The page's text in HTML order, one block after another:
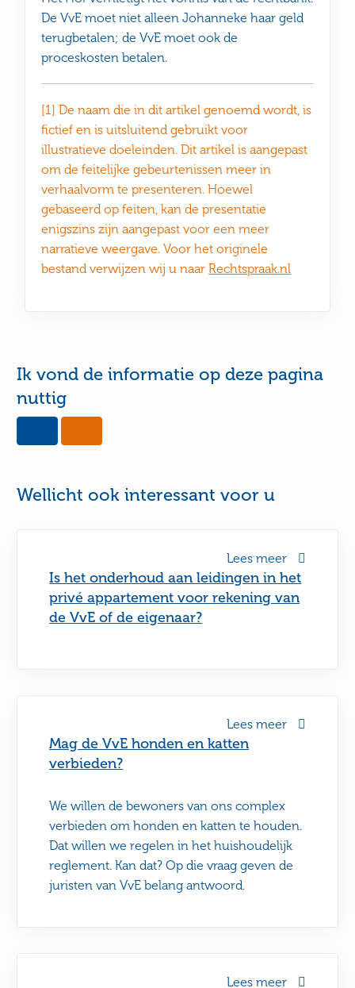
De VvE moet niet alleen Johanneke haar geld
terugbetalen; de VvE moet ook de
proceskosten betalen.
[1] De naam die in dit artikel genoemd wordt, is
fictief en is uitsluitend gebruikt voor
illustratieve doeleinden. Dit artikel is aangepast
om de feitelijke gebeurtenissen meer in
verhaalvorm te presenteren. Hoewel
gebaseerd op feiten, kan de presentatie
enigszins zijn aangepast voor een meer
narratieve weergave. Voor het originele
bestand verwijzen wij u naarRechtspraak.nl
Ik vond de informatie op deze pagina
nuttig
this
this
useful
Wellicht ook interessant voor u
Lees meer
Mag de VvE honden en katten
verbieden?
We willen de bewoners van ons complex
verbieden om honden en katten te houden.
Dat willen we regelen in het huishoudelijk
reglement. Kan dat? Op die vraag geven de
juristen van VvE belang antwoord.
Lees meer
Is het onderhoud aan leidingen in het
privé appartement voor rekening van
de VvE of de eigenaar?
Lees meer